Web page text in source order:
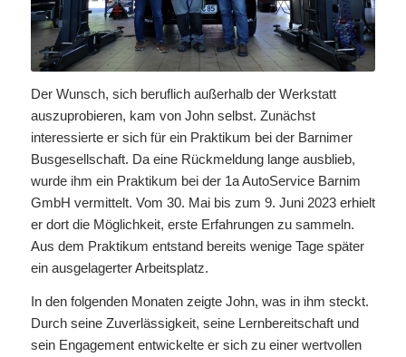
Der Wunsch, sich beruflich außerhalb der Werkstatt
auszuprobieren, kam von John selbst. Zunächst
interessierte er sich für ein Praktikum bei der Barnimer
Busgesellschaft. Da eine Rückmeldung lange ausblieb,
wurde ihm ein Praktikum bei der 1a AutoService Barnim
GmbH vermittelt. Vom 30. Mai bis zum 9. Juni 2023 erhielt
er dort die Möglichkeit, erste Erfahrungen zu sammeln.
Aus dem Praktikum entstand bereits wenige Tage später
ein ausgelagerter Arbeitsplatz.
In den folgenden Monaten zeigte John, was in ihm steckt.
Durch seine Zuverlässigkeit, seine Lernbereitschaft und
sein Engagement entwickelte er sich zu einer wertvollen